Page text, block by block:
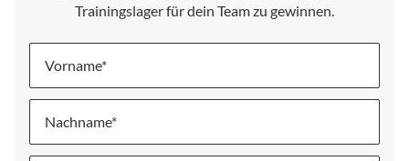
Trainingslager für dein Team zu gewinnen.
Vorname
Nachname